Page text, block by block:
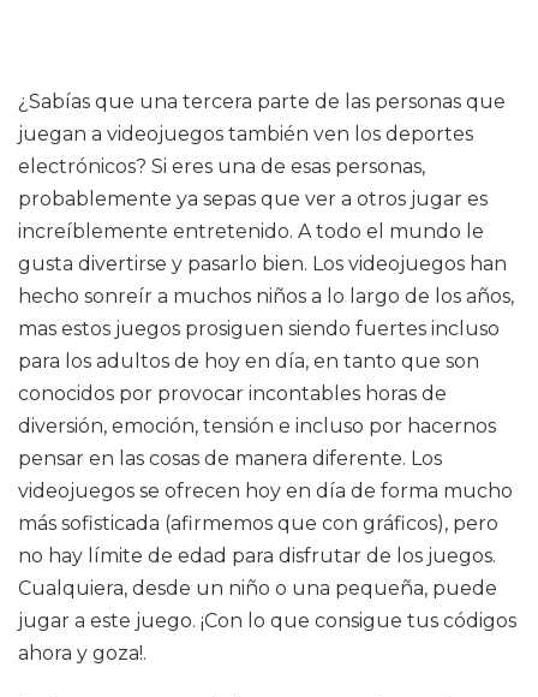
¿Sabías que una tercera parte de las personas que
juegan a videojuegos también ven los deportes
electrónicos? Si eres una de esas personas,
probablemente ya sepas que ver a otros jugar es
increíblemente entretenido. A todo el mundo le
gusta divertirse y pasarlo bien. Los videojuegos han
hecho sonreír a muchos niños a lo largo de los años,
mas estos juegos prosiguen siendo fuertes incluso
para los adultos de hoy en día, en tanto que son
conocidos por provocar incontables horas de
diversión, emoción, tensión e incluso por hacernos
pensar en las cosas de manera diferente. Los
videojuegos se ofrecen hoy en día de forma mucho
más sofisticada (afirmemos que con gráficos), pero
no hay límite de edad para disfrutar de los juegos.
Cualquiera, desde un niño o una pequeña, puede
jugar a este juego. ¡Con lo que consigue tus códigos
ahora y goza!.